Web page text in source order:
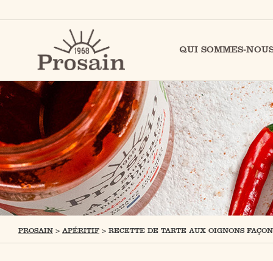
QUI SOMMES-
PROSAIN > APÉRITIF > RECETTE DE TARTE AUX OIGNONS